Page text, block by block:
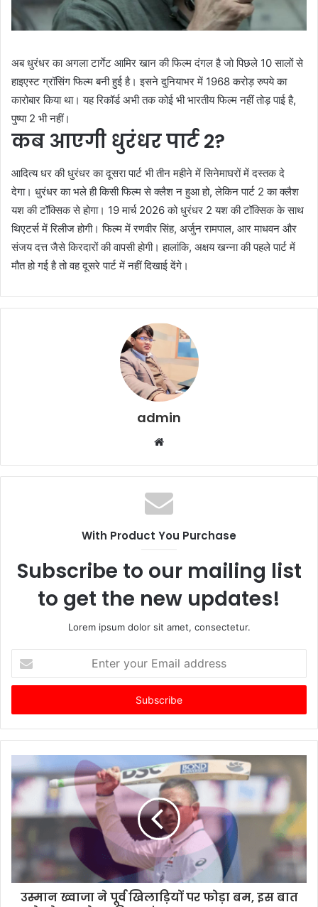
अब धुरंधर का अगला टार्गेट आमिर खान की फिल्म दंगल है जो पिछले 10 सालों से
हाइएस्ट ग्रॉसिंग फिल्म बनी हुई है। इसने दुनियाभर में 1968 करोड़ रुपये का
कारोबार किया था। यह रिकॉर्ड अभी तक कोई भी भारतीय फिल्म नहीं तोड़ पाई है,
पुष्पा 2 भी नहीं।
कब आएगी धुरंधर पार्ट 2?
आदित्य धर की धुरंधर का दूसरा पार्ट भी तीन महीने में सिनेमाघरों में दस्तक दे
देगा। धुरंधर का भले ही किसी फिल्म से क्लैश न हुआ हो, लेकिन पार्ट 2 का क्लैश
यश की टॉक्सिक से होगा। 19 मार्च 2026 को धुरंधर 2 यश की टॉक्सिक के साथ
थिएटर्स में रिलीज होगी। फिल्म में रणवीर सिंह, अर्जुन रामपाल, आर माधवन और
संजय दत्त जैसे किरदारों की वापसी होगी। हालांकि, अक्षय खन्ना की पहले पार्ट में
मौत हो गई है तो वह दूसरे पार्ट में नहीं दिखाई देंगे।
admin
Website
With Product You Purchase
Subscribe to our mailing list
to get the new updates!
Lorem ipsum dolor sit amet, consectetur.
your
Email
उस्मान ख्वाजा ने पूर्व खिलाड़ियों पर फोड़ा बम, इस बात